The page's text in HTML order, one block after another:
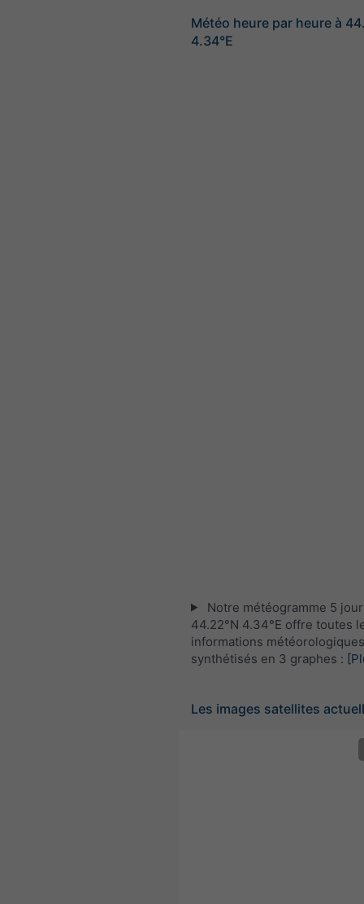
Météo heure par heure à
4.34°E
Notre météogramme 5
44.22°N 4.34°E offre toutes
informations météorologiques
synthétisés en 3 graphes :
Les images satellites